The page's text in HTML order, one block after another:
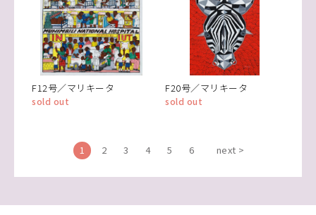
F12号／マリキータ
sold out
F20号／マリキータ
sold out
1 2 3 4 5 6 next >